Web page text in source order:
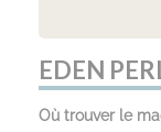
EDEN
Où trouver le